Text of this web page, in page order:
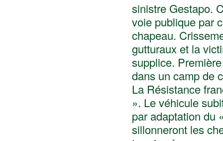
sinistre Gestapo.
voie publique par
chapeau.
gutturaux et la
supplice.
dans un camp de
La Résistance
». Le véhicule
par adaptation du
sillonneront les